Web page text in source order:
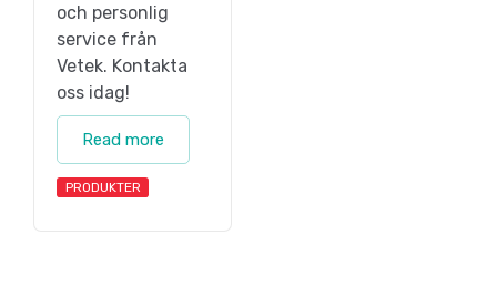
och personlig
service från
Vetek. Kontakta
oss idag!
Read more
PRODUKTER